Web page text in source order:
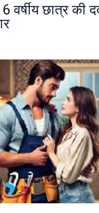
वर्षीय छात्र की